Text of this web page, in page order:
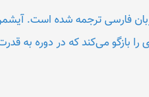
فارسی ترجمه شده است.
این کتاب آرنت، روایت یهودی‌ای را بازگو